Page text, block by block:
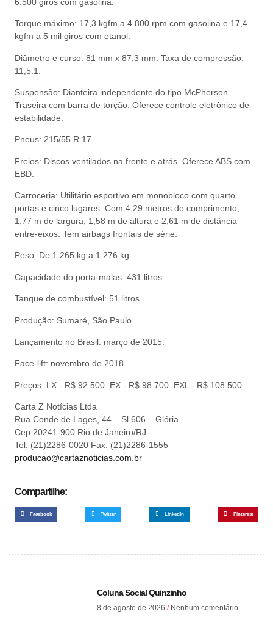
Torque máximo: 17,3 kgfm a 4.800 rpm com gasolina e 17,4
kgfm a 5 mil giros com etanol.
Diâmetro e curso: 81 mm x 87,3 mm. Taxa de compressão:
11,5:1.
Suspensão: Dianteira independente do tipo McPherson.
Traseira com barra de torção. Oferece controle eletrônico de
estabilidade.
Pneus: 215/55 R 17.
Freios: Discos ventilados na frente e atrás. Oferece ABS com
EBD.
Carroceria: Utilitário esportivo em monobloco com quarto
portas e cinco lugares. Com 4,29 metros de comprimento,
1,77 m de largura, 1,58 m de altura e 2,61 m de distância
entre-eixos. Tem airbags frontais de série.
Peso: De 1.265 kg a 1.276 kg.
Capacidade do porta-malas: 431 litros.
Tanque de combustível: 51 litros.
Produção: Sumaré, São Paulo.
Lançamento no Brasil: março de 2015.
Face-lift: novembro de 2018.
Preços: LX ‑ R$ 92.500. EX ‑ R$ 98.700. EXL ‑ R$ 108.500.
Carta Z Notícias Ltda
Rua Conde de Lages, 44 – Sl 606 – Glória
Cep 20241-900 Rio de Janeiro/RJ
Tel: (21)2286-0020 Fax: (21)2286-1555
producao@cartaznoticias.com.br
Compartilhe:
Facebook Twitter LinkedIn Pinterest
Coluna Social Quinzinho
8 de agosto de 2026 Nenhum comentário